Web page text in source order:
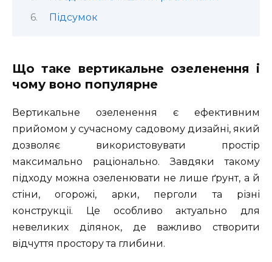
Підсумок
Що таке вертикальне озеленення і
чому воно популярне
Вертикальне озеленення є ефективним
прийомом у сучасному садовому дизайні, який
дозволяє використовувати простір
максимально раціонально. Завдяки такому
підходу можна озеленювати не лише ґрунт, а й
стіни, огорожі, арки, перголи та різні
конструкції. Це особливо актуально для
невеликих ділянок, де важливо створити
відчуття простору та глибини.